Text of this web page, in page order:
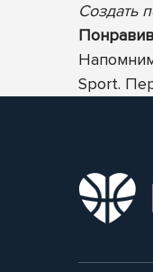
Создать
Sport. П